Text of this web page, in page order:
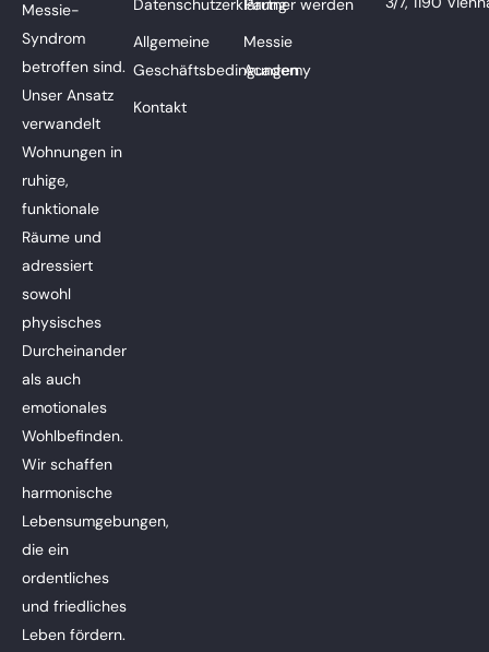
Messie-
Syndrom
betroffen sind.
Unser Ansatz
verwandelt
Wohnungen in
ruhige,
funktionale
Räume und
adressiert
sowohl
physisches
Durcheinander
als auch
emotionales
Wohlbefinden.
Wir schaffen
harmonische
Lebensumgebungen,
die ein
ordentliches
und friedliches
Leben fördern.
Datenschutzerklärung
Allgemeine
Geschäftsbedingungen
Kontakt
Partner werden
Messie
Academy